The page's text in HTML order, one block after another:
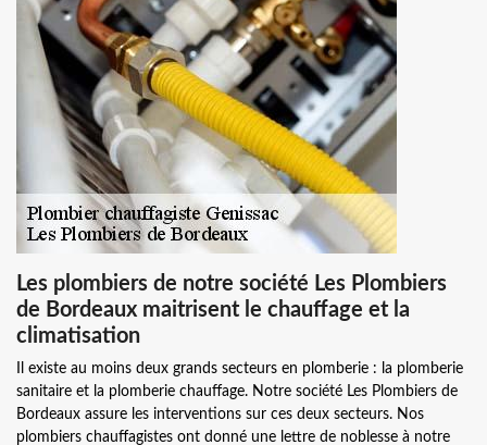
Les plombiers de notre société Les Plombiers
de Bordeaux maitrisent le chauffage et la
climatisation
Il existe au moins deux grands secteurs en plomberie : la plomberie
sanitaire et la plomberie chauffage. Notre société Les Plombiers de
Bordeaux assure les interventions sur ces deux secteurs. Nos
plombiers chauffagistes ont donné une lettre de noblesse à notre